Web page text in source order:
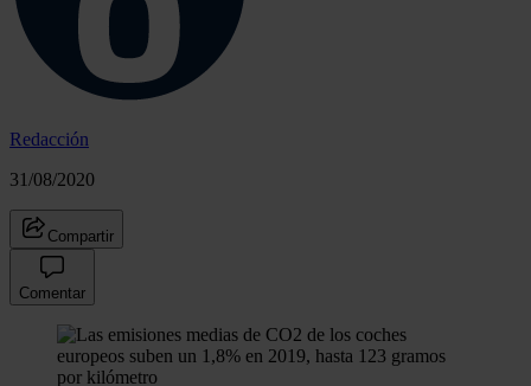
Redacción
31/08/2020
Compartir
Comentar